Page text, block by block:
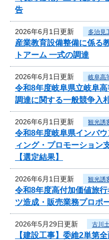
告
2026年6月1日更新 多治見
産業教育設備整備に係る
トアーム 一式の調達
2026年6月1日更新 岐阜高
令和8年度岐阜県立岐阜
調達に関する一般競争入
2026年6月1日更新 観光誘
令和8年度岐阜県インバ
ィング・プロモーション
【選定結果】
2026年6月1日更新 観光誘
令和8年度高付加価値旅
ツ造成・販売業務プロポ
2026年5月29日更新 古川
【建設工事】委維2単